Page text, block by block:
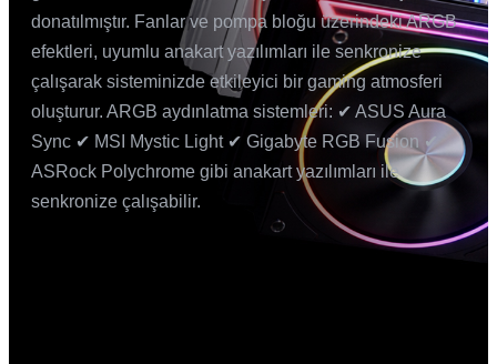
donatılmıştır. Fanlar ve pompa bloğu üzerindeki ARGB
efektleri, uyumlu anakart yazılımları ile senkronize
çalışarak sisteminizde etkileyici bir gaming atmosferi
oluşturur. ARGB aydınlatma sistemleri: ✔ ASUS Aura
Sync ✔ MSI Mystic Light ✔ Gigabyte RGB Fusion ✔
ASRock Polychrome gibi anakart yazılımları ile
senkronize çalışabilir.